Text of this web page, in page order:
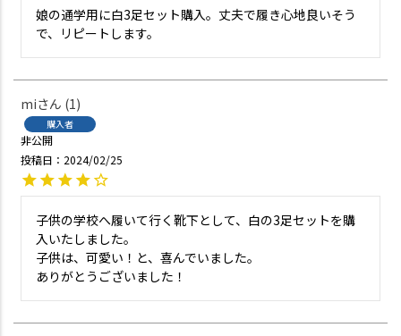
娘の通学用に白3足セット購入。丈夫で履き心地良いそう
で、リピートします。
mi 1
購入者
非公開
投稿日
2024/02/25
子供の学校へ履いて行く靴下として、白の3足セットを購
入いたしました。
子供は、可愛い！と、喜んでいました。
ありがとうございました！